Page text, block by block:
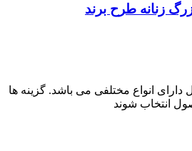
دارای انواع مختلفی می باشد. گزینه ها
انتخاب شوند